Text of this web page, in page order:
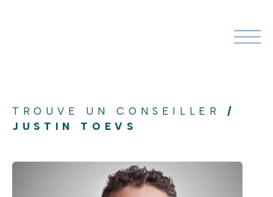
TROUVE UN CONSEILLER/
JUSTIN TOEVS